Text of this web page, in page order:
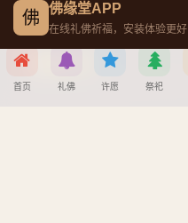
帮助中心
佛 佛缘堂APP
在线礼佛祈福，安装体验更好
首页 礼佛 许愿 祭祀